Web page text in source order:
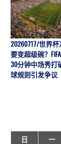
20260717/世界
要变超级碗？
30分钟中场秀打
球规则引发争议
日
一